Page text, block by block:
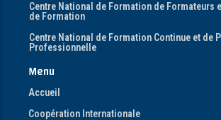
Centre National de Formation de Formateurs
de Formation
Centre National de Formation Continue et de
Professionnelle
Menu
Accueil
Coopération Internationale